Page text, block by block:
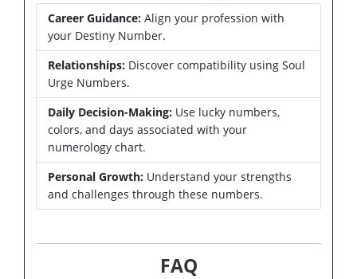
Career Guidance: Align your profession with
your Destiny Number.
Relationships: Discover compatibility using Soul
Urge Numbers.
Daily Decision-Making: Use lucky numbers,
colors, and days associated with your
numerology chart.
Personal Growth: Understand your strengths
and challenges through these numbers.
FAQ